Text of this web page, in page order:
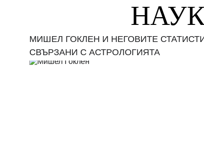
МИШЕЛ ГОКЛЕН И НЕГОВИТЕ
СВЪРЗАНИ С АСТРОЛОГИЯТА